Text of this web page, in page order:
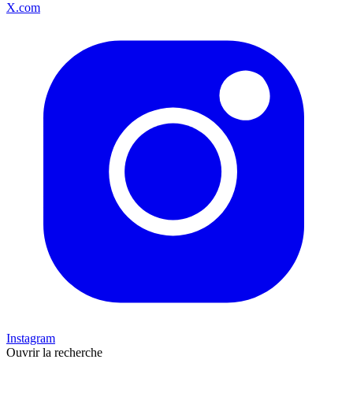
X.com
Instagram
Ouvrir la recherche